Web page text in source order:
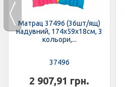
Матрац 37496 (36шт/ящ)
надувний, 174х59х18см, 3
кольори,...
37496
2 907,91 грн.